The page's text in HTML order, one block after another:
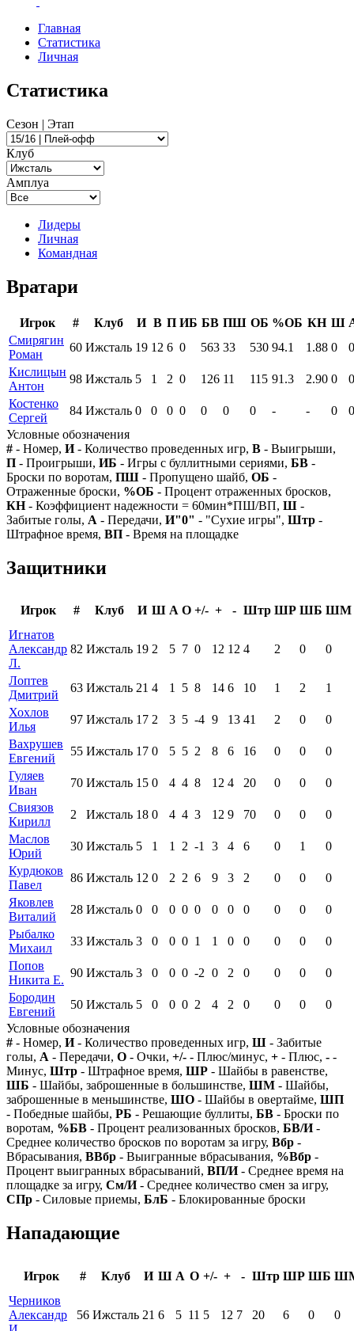
Главная
Статистика
Личная
Статистика
Сезон | Этап
Клуб
Амплуа
Лидеры
Личная
Командная
Вратари
Игрок # Клуб И В П ИБ БВ ПШ ОБ %ОБ КН Ш
Смирягин
Роман
60 Ижсталь 19 12 6 0 563 33 530 94.1 1.88 0
0
Кислицын
Антон
98 Ижсталь 5 1 2 0 126 11 115 91.3 2.90 0
0
Костенко
Сергей
84 Ижсталь 0 0 0 0 0 0 0 - - 0
0
Условные обозначения
# - Номер, И- Количество проведенных игр, В - Выигрыши,
П - Проигрыши, ИБ - Игры с буллитными сериями, БВ -
Броски по воротам, ПШ - Пропущено шайб, ОБ -
Отраженные броски, %ОБ - Процент отраженных бросков,
КН- Коэффициент надежности = 60мин*ПШ/ВП, Ш -
Забитые голы, А - Передачи, И"0" - "Сухие игры", Штр -
Штрафное время, ВП - Время на площадке
Защитники
Игрок # Клуб И Ш А О +/- + - Штр ШР ШБ ШМ
Игнатов
Александр
Л.
82 Ижсталь 19 2 5 7 0 12 12 4 2 0 0
Лоптев
Дмитрий
63 Ижсталь 21 4 1 5 8 14 6 10 1 2
1
Хохлов
Илья
97 Ижсталь 17 2 3 5 -4 9 13 41 2 0
0
Вахрушев
Евгений
55 Ижсталь 17 0 5 5 2 8 6 16 0 0
0
Гуляев
Иван
70 Ижсталь 15 0 4 4 8 12 4 20 0 0
0
Свиязов
Кирилл
2 Ижсталь 18 0 4 4 3 12 9 70 0 0
0
Маслов
Юрий
30 Ижсталь 5 1 1 2 -1 3 4 6 0 1
0
Курдюков
Павел
86 Ижсталь 12 0 2 2 6 9 3 2 0 0
0
Яковлев
Виталий
28 Ижсталь 0 0 0 0 0 0 0 0 0 0
0
Рыбалко
Михаил
33 Ижсталь 3 0 0 0 1 1 0 0 0 0
0
Попов
Никита Е.
90 Ижсталь 3 0 0 0 -2 0 2 0 0 0
0
Бородин
Евгений
50 Ижсталь 5 0 0 0 2 4 2 0 0 0
0
Условные обозначения
# - Номер, И- Количество проведенных игр, Ш - Забитые
голы, А - Передачи, О - Очки, +/- - Плюс/минус, + - Плюс, - -
Минус, Штр - Штрафное время, ШР - Шайбы в равенстве,
ШБ - Шайбы, заброшенные в большинстве, ШМ - Шайбы,
заброшенные в меньшинстве, ШО - Шайбы в овертайме, ШП
- Победные шайбы, РБ - Решающие буллиты, БВ - Броски по
воротам, %БВ - Процент реализованных бросков, БВ/И-
Среднее количество бросков по воротам за игру, Вбр -
Вбрасывания, ВВбр - Выигранные вбрасывания, %Вбр -
Процент выигранных вбрасываний, ВП/И- Среднее время на
площадке за игру, См/И- Среднее количество смен за игру,
СПр - Силовые приемы, БлБ - Блокированные броски
Нападающие
Игрок # Клуб И Ш А О +/- + - Штр ШР ШБ
Черников
Александр
56 Ижсталь 21 6 5 11 5 12 7 20 6 0 0